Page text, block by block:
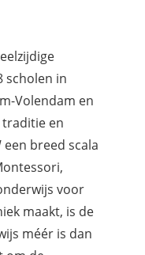
scholen in
Volendam en
traditie en
een breed scala
voor
maakt, is de
méér is dan